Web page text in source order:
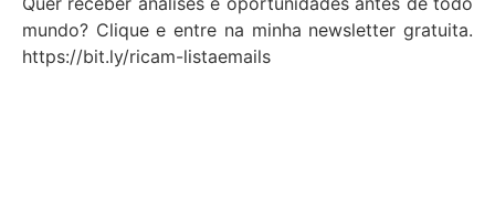
mundo? Clique e entre na minha newsletter gratuita.
https://bit.ly/ricam-listaemails